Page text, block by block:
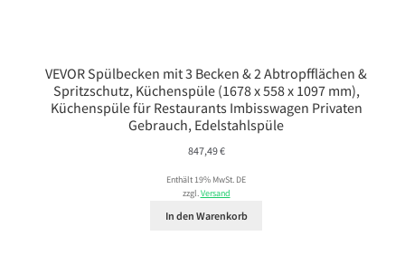
VEVOR Spülbecken mit 3 Becken & 2 Abtropfflächen &
Spritzschutz, Küchenspüle (1678 x 558 x 1097 mm),
Küchenspüle für Restaurants Imbisswagen Privaten
Gebrauch, Edelstahlspüle
847,49€
Enthält 19% MwSt. DE
zzgl.Versand
In den Warenkorb